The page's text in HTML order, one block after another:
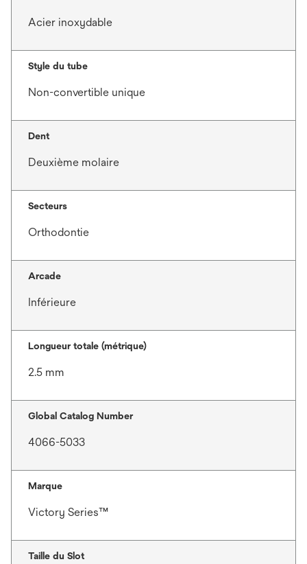
Acier inoxydable
Style du tube
Non-convertible unique
Dent
Deuxième molaire
Secteurs
Orthodontie
Arcade
Inférieure
Longueur totale (métrique)
2.5 mm
Global Catalog Number
4066-5033
Marque
Victory Series™
Taille du Slot